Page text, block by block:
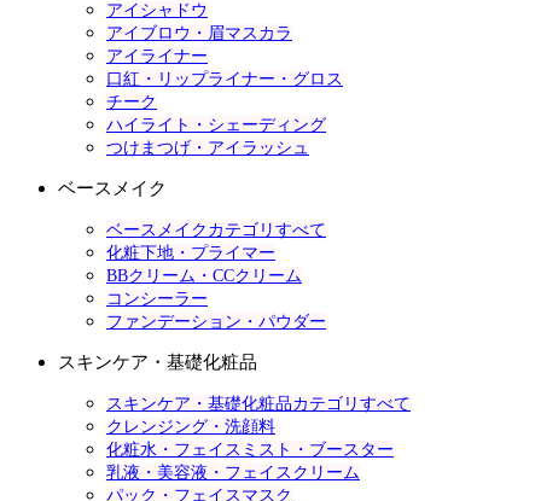
アイシャドウ
アイブロウ・眉マスカラ
アイライナー
口紅・リップライナー・グロス
チーク
ハイライト・シェーディング
つけまつげ・アイラッシュ
ベースメイク
ベースメイクカテゴリすべて
化粧下地・プライマー
BBクリーム・CCクリーム
コンシーラー
ファンデーション・パウダー
スキンケア・基礎化粧品
スキンケア・基礎化粧品カテゴリすべて
クレンジング・洗顔料
化粧水・フェイスミスト・ブースター
乳液・美容液・フェイスクリーム
パック・フェイスマスク